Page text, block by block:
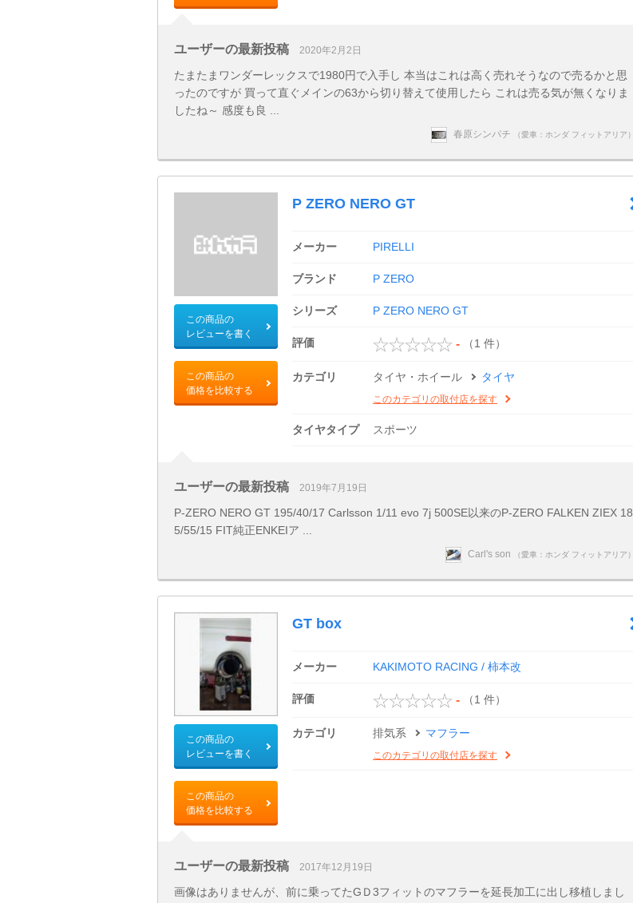
ユーザーの最新投稿 2020年2月2日
たまたまワンダーレックスで1980円で入手し 本当はこれは高く売れそうなので売るかと思
ったのですが 買って直ぐメインの63から切り替えて使用したら これは売る気が無くなりま
したね～ 感度も良 ...
春原シンパチ （愛車：ホンダ フィットアリア）
この商品の
レビューを書く
この商品の
価格を比較する
P ZERO NERO GT
メーカー PIRELLI
ブランド P ZERO
シリーズ P ZERO NERO GT
評価 - （1 件）
カテゴリ タイヤ・ホイール タイヤ
このカテゴリの取付店を探す
タイヤタイプ スポーツ
ユーザーの最新投稿 2019年7月19日
P-ZERO NERO GT 195/40/17 Carlsson 1/11 evo 7j 500SE以来のP-ZERO FALKEN ZIEX 18
5/55/15 FIT純正ENKEIア ...
Carl's son （愛車：ホンダ フィットアリア）
この商品の
レビューを書く
この商品の
価格を比較する
GT box
メーカー KAKIMOTO RACING / 柿本改
評価 - （1 件）
カテゴリ 排気系 マフラー
このカテゴリの取付店を探す
ユーザーの最新投稿 2017年12月19日
画像はありませんが、前に乗ってたGＤ3フィットのマフラーを延長加工に出し移植しまし